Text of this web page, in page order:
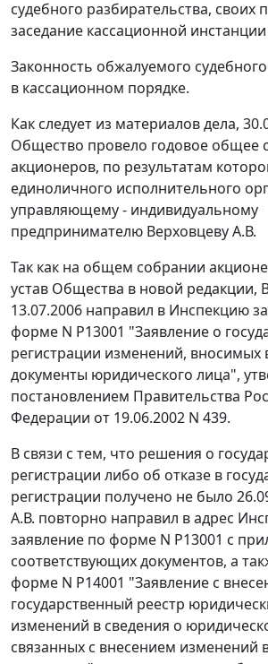
судебного разбирательства, своих
заседание кассационной
Законность обжалуемого
в кассационном порядке.
Как следует из материалов дела,
Общество провело годовое общее
акционеров, по результатам
единоличного исполнительного
управляющему - индивидуальному
предпринимателю Верховцеву А.В.
Так как на общем собрании
устав Общества в новой редакции,
13.07.2006 направил в Инспекцию
форме N Р13001 "Заявление о
регистрации изменений, вносимых
документы юридического лица",
постановлением Правительства
Федерации от 19.06.2002 N 439.
В связи с тем, что решения о
регистрации либо об отказе в
регистрации получено не было
А.В. повторно направил в адрес
заявление по форме N Р13001 с
соответствующих документов, а
форме N Р14001 "Заявление с
государственный реестр
изменений в сведения о
связанных с внесением изменений